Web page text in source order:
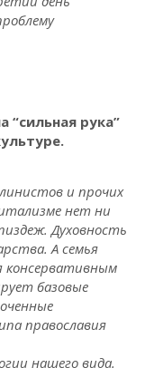
“сильная рука”
и прочих
нет ни
Духовность
А семья
консервативным
базовые
православия
нашего вида.